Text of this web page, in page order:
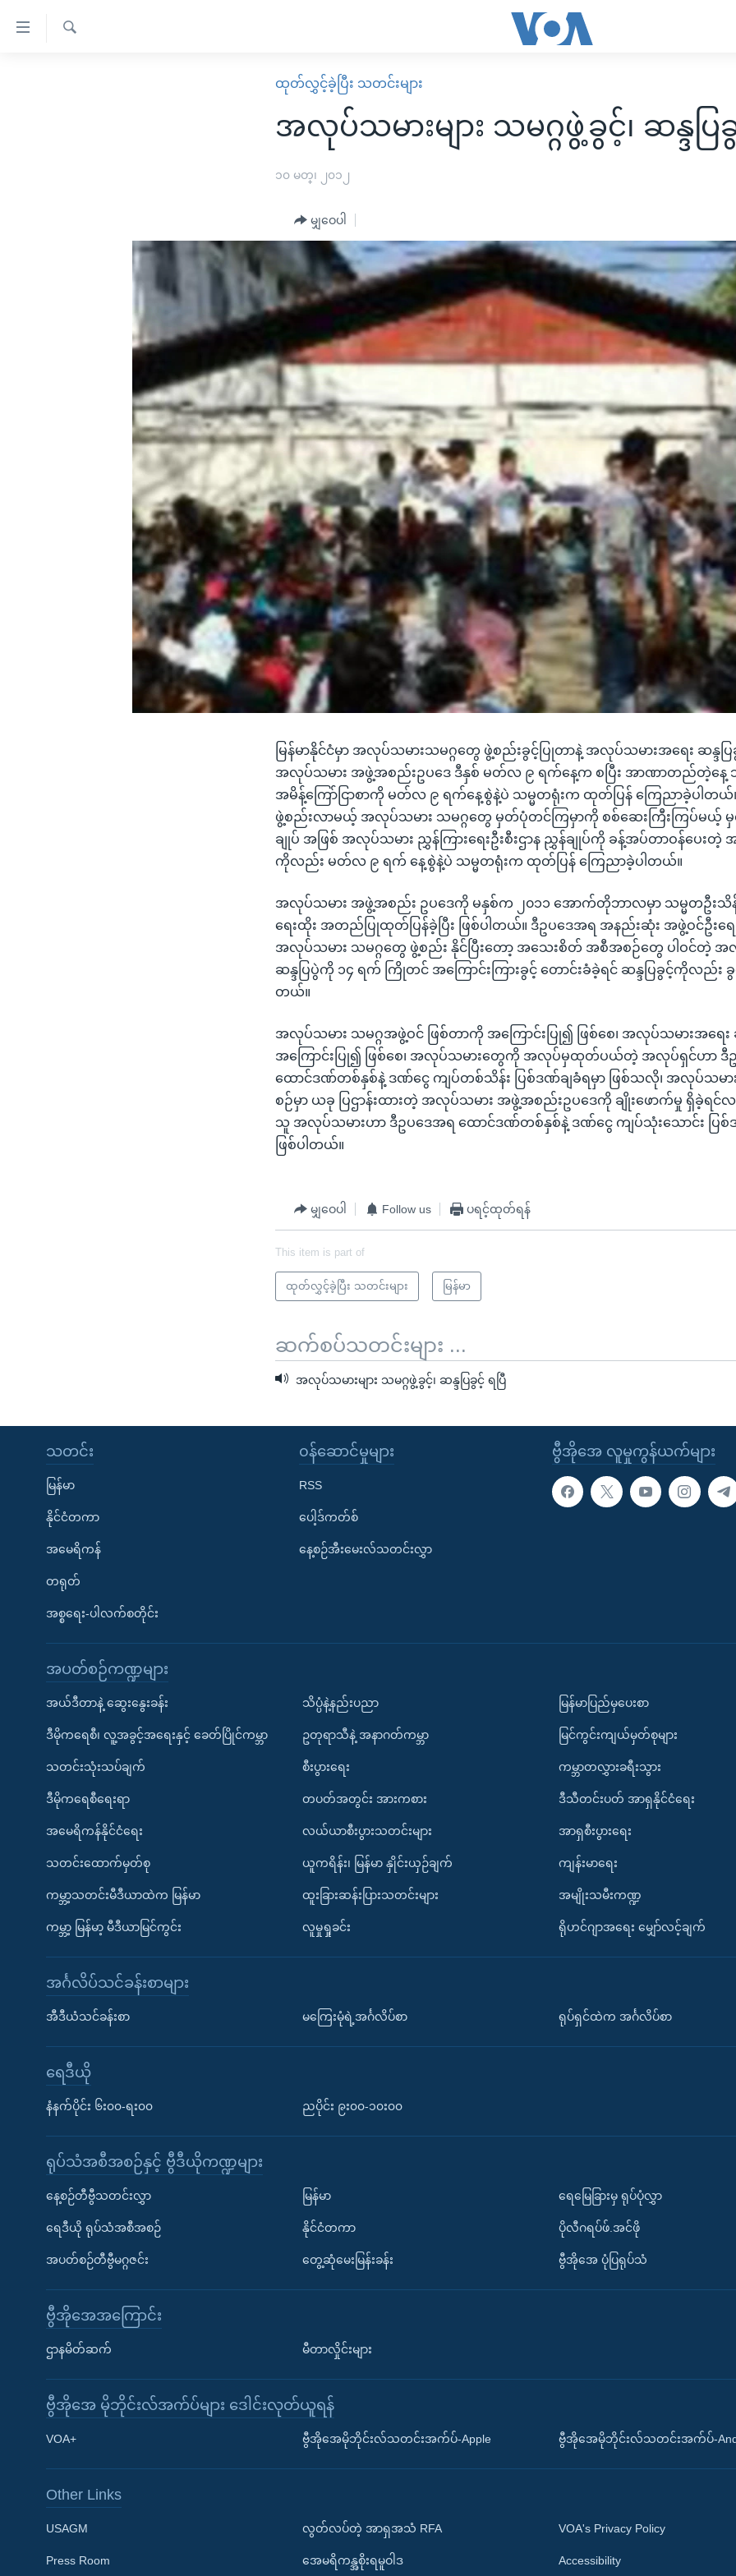
အစ္စရေး-ပါလက်စတိုင်း
အင်္ဂလိပ်စာလေ့လာမယ်
ရုပ်ရှင်ထဲက အင်္ဂလိပ်စာ
ရေဒီယိုနှင့်ရုပ်သံ အချက်အလက်များ
ရေဒီယို/တီဗွီအစီအစဉ်
Learning English
ဘာသာစကားများ
ထုတ်လွှင့်ခဲ့ပြီး သတင်းများ
အလုပ်သမားများ သမဂ္ဂဖွဲ့ခွင့်၊ ဆန္ဒပြ
၁၀ မတ္၊ ၂၀၁၂
မျှဝေပါ
မြန်မာနိုင်ငံမှာ အလုပ်သမားသမဂ္ဂတွေ ဖွဲ့စည်းခွင့်ပြုတာနဲ့ အလုပ်သမားအရေး ဆန္ဒပြ
အလုပ်သမား အဖွဲ့အစည်းဥပဒေ ဒီနှစ် မတ်လ ၉ ရက်နေ့က စပြီး အာဏာတည်တဲ့နေ့
အမိန့်ကြော်ငြာစာကို မတ်လ ၉ ရက်နေ့စွဲနဲ့ပဲ သမ္မတရုံးက ထုတ်ပြန် ကြေညာခဲ့ပါတယ်။
ဖွဲ့စည်းလာမယ့် အလုပ်သမား သမဂ္ဂတွေ မှတ်ပုံတင်ကြမှာကို စစ်ဆေးကြီးကြပ်မယ့်
ချုပ် အဖြစ် အလုပ်သမား ညွှန်ကြားရေးဦးစီးဌာန ညွှန်ချုပ်ကို ခန့်အပ်တာဝန်ပေးတဲ့ အ
ကိုလည်း မတ်လ ၉ ရက် နေ့စွဲနဲ့ပဲ သမ္မတရုံးက ထုတ်ပြန် ကြေညာခဲ့ပါတယ်။
အလုပ်သမား အဖွဲ့အစည်း ဥပဒေကို မနှစ်က ၂၀၁၁ အောက်တိုဘာလမှာ သမ္မတဦး
ရေးထိုး အတည်ပြုထုတ်ပြန်ခဲ့ပြီး ဖြစ်ပါတယ်။ ဒီဥပဒေအရ အနည်းဆုံး အဖွဲ့ဝင်ဦးရေ
အလုပ်သမား သမဂ္ဂတွေ ဖွဲ့စည်း နိုင်ပြီးတော့ အသေးစိတ် အစီအစဉ်တွေ ပါဝင်တဲ့ အ
ဆန္ဒပြပွဲကို ၁၄ ရက် ကြိုတင် အကြောင်းကြားခွင့် တောင်းခံခဲ့ရင် ဆန္ဒပြခွင့်ကိုလည်း ခွ
တယ်။
အလုပ်သမား သမဂ္ဂအဖွဲ့ဝင် ဖြစ်တာကို အကြောင်းပြု၍ ဖြစ်စေ၊ အလုပ်သမားအရေး
အကြောင်းပြု၍ ဖြစ်စေ၊ အလုပ်သမားတွေကို အလုပ်မှထုတ်ပယ်တဲ့ အလုပ်ရှင်ဟာ ဒီ
ထောင်ဒဏ်တစ်နှစ်နဲ့ ဒဏ်ငွေ ကျပ်တစ်သိန်း ပြစ်ဒဏ်ချခံရမှာ ဖြစ်သလို၊ အလုပ်သမား
စဉ်မှာ ယခု ပြဌာန်းထားတဲ့ အလုပ်သမား အဖွဲ့အစည်းဥပဒေကို ချိုးဖောက်မှု ရှိခဲ့ရင်လ
သူ အလုပ်သမားဟာ ဒီဥပဒေအရ ထောင်ဒဏ်တစ်နှစ်နဲ့ ဒဏ်ငွေ ကျပ်သုံးသောင်း ပြစ်
ဖြစ်ပါတယ်။
မျှဝေပါ Follow us ပရင့်ထုတ်ရန်
This item is part of
ထုတ်လွှင့်ခဲ့ပြီး သတင်းများ မြန်မာ
ဆက်စပ်သတင်းများ ...
အလုပ်သမားများ သမဂ္ဂဖွဲ့ခွင့်၊ ဆန္ဒပြခွင့် ရပြီ
ဗွီအိုအေ လူမှုကွန်ယက်များ
သတင်း
မြန်မာ
နိုင်ငံတကာ
အမေရိကန်
တရုတ်
အစ္စရေး-ပါလက်စတိုင်း
၀န်ဆောင်မှုများ
RSS
ပေါ့ဒ်ကတ်စ်
နေ့စဉ်အီးမေးလ်သတင်းလွှာ
အပတ်စဉ်ကဏ္ဍများ
အယ်ဒီတာနဲ့ ဆွေးနွေးခန်း
ဒီမိုကရေစီ၊ လူ့အခွင့်အရေးနှင့် ခေတ်ပြိုင်ကမ္ဘာ
သတင်းသုံးသပ်ချက်
ဒီမိုကရေစီရေးရာ
အမေရိကန်နိုင်ငံရေး
သတင်းထောက်မှတ်စု
ကမ္ဘာ့သတင်းမီဒီယာထဲက မြန်မာ
ကမ္ဘာ့ မြန်မာ့ မီဒီယာမြင်ကွင်း
သိပ္ပံနဲ့နည်းပညာ
ဥတုရာသီနဲ့ အနာဂတ်ကမ္ဘာ
စီးပွားရေး
တပတ်အတွင်း အားကစား
လယ်ယာစီးပွားသတင်းများ
ယူကရိန်း၊ မြန်မာ နှိုင်းယှဉ်ချက်
ထူးခြားဆန်းပြားသတင်းများ
လူမှုရှုခင်း
မြန်မာပြည်မှပေးစာ
မြင်ကွင်းကျယ်မှတ်စုများ
ကမ္ဘာတလွှားခရီးသွား
ဒီသီတင်းပတ် အာရှနိုင်ငံရေး
အာရှစီးပွားရေး
ကျန်းမာရေး
အမျိုးသမီးကဏ္ဍ
ရိုဟင်ဂျာအရေး မျှော်လင့်ချက်
အင်္ဂလိပ်သင်ခန်းစာများ
အီဒီယံသင်ခန်းစာ မကြေးမုံရဲ့အင်္ဂလိပ်စာ ရုပ်ရှင်ထဲက အင်္ဂလိပ်စာ
ရေဒီယို
နံနက်ပိုင်း ၆း၀၀-ရး၀၀ ညပိုင်း ၉း၀၀-၁၀း၀၀
ရုပ်သံအစီအစဉ်နှင့် ဗွီဒီယိုကဏ္ဍများ
နေ့စဉ်တီဗွီသတင်းလွှာ
ရေဒီယို ရုပ်သံအစီအစဉ်
အပတ်စဉ်တီဗွီမဂ္ဂဇင်း
မြန်မာ
နိုင်ငံတကာ
တွေ့ဆုံမေးမြန်းခန်း
ရေမြေခြားမှ ရုပ်ပုံလွှာ
ပိုလီဂရပ်ဖ်.အင်ဖို
ဗွီအိုအေ ပုံပြရုပ်သံ
ဗွီအိုအေအကြောင်း
ဌာနမိတ်ဆက် မီတာလှိုင်းများ
ဗွီအိုအေ မိုဘိုင်းလ်အက်ပ်များ ဒေါင်းလုတ်ယူရန်
VOA+ ဗွီအိုအေမိုဘိုင်းလ်သတင်းအက်ပ်-Apple ဗွီအိုအေမိုဘိုင်းလ်သတင်းအက်ပ်-
Other Links
USAGM
Press Room
လွတ်လပ်တဲ့ အာရှအသံ RFA
အေမရိကန္အစိုးရမူဝါဒ
VOA's Privacy Policy
Accessibility